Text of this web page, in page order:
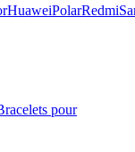
HuaweiPolarRedmi
pour